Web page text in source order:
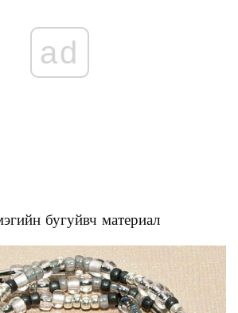
ad
бугуйвч материал